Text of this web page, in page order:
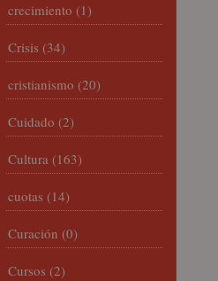
crecimiento (1)
Crisis (34)
cristianismo (20)
Cuidado (2)
Cultura (163)
cuotas (14)
Curación (0)
Cursos (2)